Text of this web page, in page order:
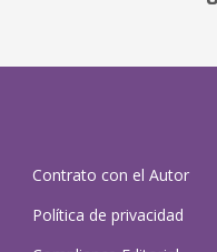
Contrato con el Autor
Política de privacidad